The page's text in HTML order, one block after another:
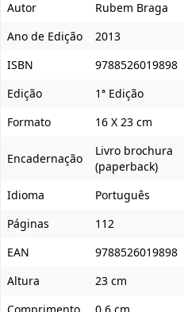
Autor
Rubem Braga
Ano de Edição
2013
ISBN
9788526019898
Edição
1ª Edição
Formato
16 X 23 cm
Encadernação
Livro brochura
(paperback)
Idioma
Português
Páginas
112
EAN
9788526019898
Altura
23 cm